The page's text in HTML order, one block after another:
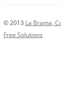
© 2013 La Brama,
Free Solutions